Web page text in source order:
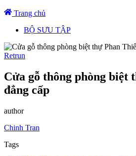
Trang chủ
BỘ SƯU TẬP
Retrun
Cửa gỗ thông phòng biệt
đẳng cấp
author
Chinh Tran
Tags